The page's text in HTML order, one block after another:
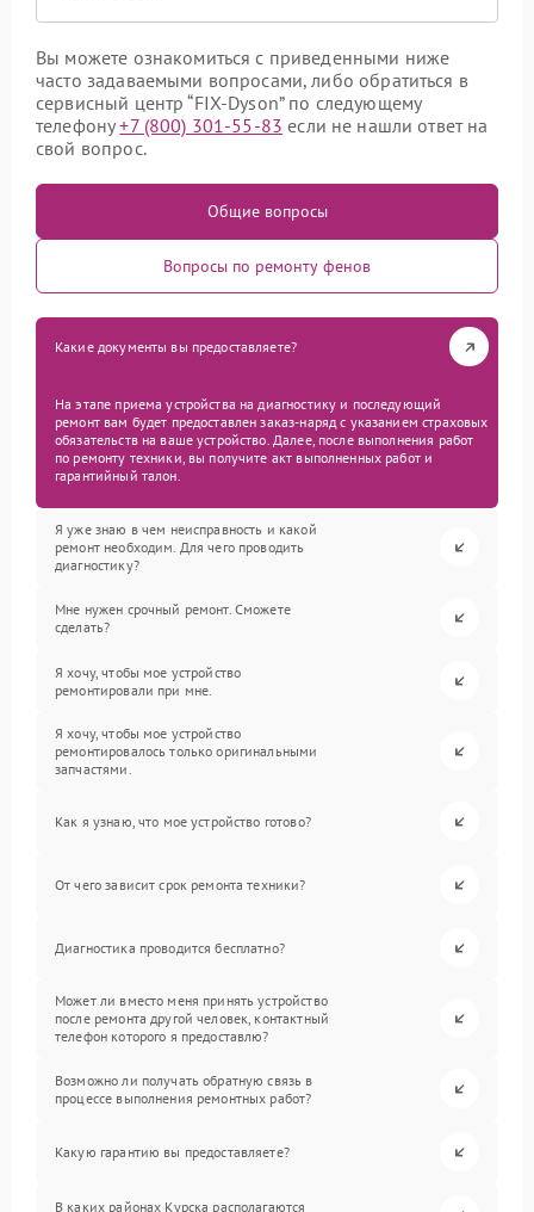
Вы можете ознакомиться с приведенными ниже
часто задаваемыми вопросами, либо обратиться в
сервисный центр “FIX-Dyson” по следующему
телефону+7 (800) 301-55-83 если не нашли ответ на
свой вопрос.
Общие вопросы
Вопросы по ремонту фенов
Какие документы вы предоставляете?
На этапе приема устройства на диагностику и последующий
ремонт вам будет предоставлен заказ-наряд с указанием страховых
обязательств на ваше устройство. Далее, после выполнения работ
по ремонту техники, вы получите акт выполненных работ и
гарантийный талон.
Я уже знаю в чем неисправность и какой
ремонт необходим. Для чего проводить
диагностику?
Мне нужен срочный ремонт. Сможете
сделать?
Я хочу, чтобы мое устройство
ремонтировали при мне.
Я хочу, чтобы мое устройство
ремонтировалось только оригинальными
запчастями.
Как я узнаю, что мое устройство готово?
От чего зависит срок ремонта техники?
Диагностика проводится бесплатно?
Может ли вместо меня принять устройство
после ремонта другой человек, контактный
телефон которого я предоставлю?
Возможно ли получать обратную связь в
процессе выполнения ремонтных работ?
Какую гарантию вы предоставляете?
В каких районах Курска располагаются